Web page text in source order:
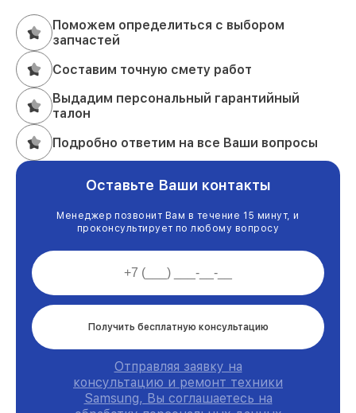
Поможем определиться с выбором
запчастей
Составим точную смету работ
Выдадим персональный гарантийный
талон
Подробно ответим на все Ваши вопросы
Оставьте Ваши контакты
Менеджер позвонит Вам в течение 15 минут, и
проконсультирует по любому вопросу
Получить бесплатную консультацию
Отправляя заявку на
консультацию и ремонт техники
Samsung, Вы соглашаетесь на